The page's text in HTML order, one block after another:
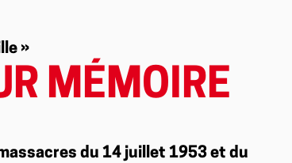
»
MÉMOIRE
du 14 juillet 1953 et du